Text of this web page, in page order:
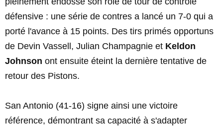
défensive : une série de contres a lancé un 7-0 qui a
porté l'avance à 15 points. Des tirs primés opportuns
de Devin Vassell, Julian Champagnie et Keldon
Johnson ont ensuite éteint la dernière tentative de
retour des Pistons.
San Antonio (41-16) signe ainsi une victoire
référence, démontrant sa capacité à s'adapter